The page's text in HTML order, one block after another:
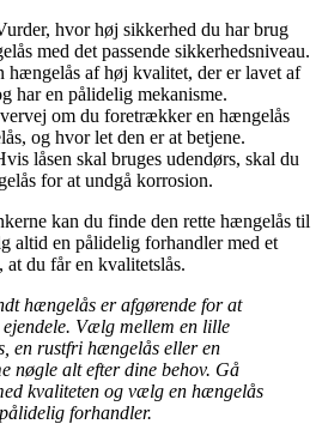
hvor høj sikkerhed du har brug
med det passende sikkerhedsniveau.
hængelås af høj kvalitet, der er lavet af
har en pålidelig mekanisme.
om du foretrækker en hængelås
og hvor let den er at betjene.
låsen skal bruges udendørs, skal du
for at undgå korrosion.
kan du finde den rette hængelås til
altid en pålidelig forhandler med et
du får en kvalitetslås.
hængelås er afgørende for at
Vælg mellem en lille
en rustfri hængelås eller en
nøgle alt efter dine behov. Gå
kvaliteten og vælg en hængelås
forhandler.